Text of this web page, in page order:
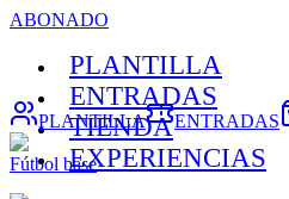
ABONADO
PLANTILLA
ENTRADAS
TIENDA
EXPERIENCIAS
PLANTILLA ENTRADAS
Fútbol base